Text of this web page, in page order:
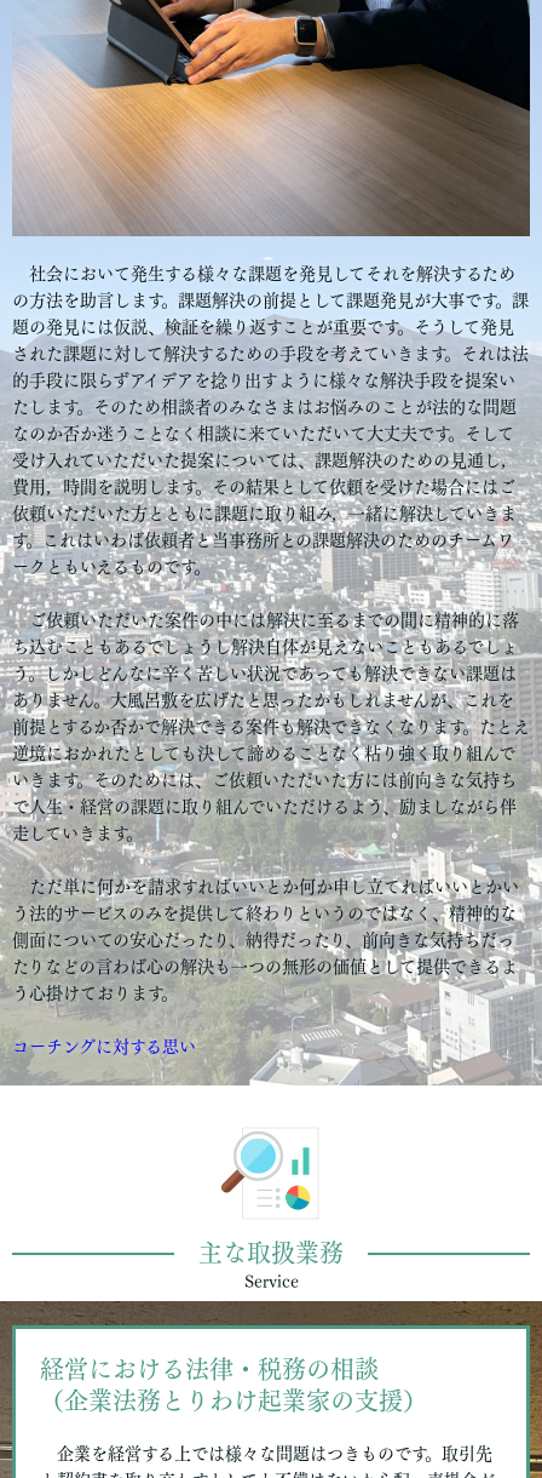
社会において発生する様々な課題を発見してそれを解決するため
の方法を助言します。課題解決の前提として課題発見が大事です。課
題の発見には仮説、検証を繰り返すことが重要です。そうして発見
された課題に対して解決するための手段を考えていきます。それは法
的手段に限らずアイデアを捻り出すように様々な解決手段を提案い
たします。そのため相談者のみなさまはお悩みのことが法的な問題
なのか否か迷うことなく相談に来ていただいて大丈夫です。そして
受け入れていただいた提案については、課題解決のための見通し，
費用，時間を説明します。その結果として依頼を受けた場合にはご
依頼いただいた方とともに課題に取り組み，一緒に解決していきま
す。これはいわば依頼者と当事務所との課題解決のためのチームワ
ークともいえるものです。
ご依頼いただいた案件の中には解決に至るまでの間に精神的に落
ち込むこともあるでしょうし解決自体が見えないこともあるでしょ
う。しかしどんなに辛く苦しい状況であっても解決できない課題は
ありません。大風呂敷を広げたと思ったかもしれませんが、これを
前提とするか否かで解決できる案件も解決できなくなります。たとえ
逆境におかれたとしても決して諦めることなく粘り強く取り組んで
いきます。そのためには、ご依頼いただいた方には前向きな気持ち
で人生・経営の課題に取り組んでいただけるよう、励ましながら伴
走していきます。
ただ単に何かを請求すればいいとか何か申し立てればいいとかい
う法的サービスのみを提供して終わりというのではなく、精神的な
側面についての安心だったり、納得だったり、前向きな気持ちだっ
たりなどの言わば心の解決も一つの無形の価値として提供できるよ
う心掛けております。
コーチングに対する思い
主な取扱業務
Service
経営における法律・税務の相談
（企業法務とりわけ起業家の支援）
企業を経営する上では様々な問題はつきものです。取引先